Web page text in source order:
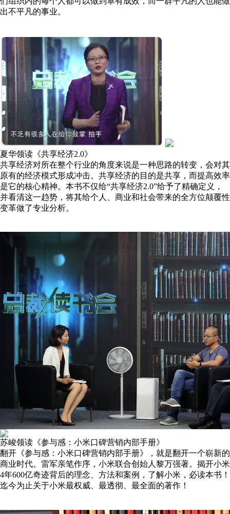
出不平凡的事业。
夏华领读《共享经济2.0》
共享经济对所在整个行业的角度来说是一种思路的转变，会对其
原有的经济模式形成冲击。共享经济的目的是共享，而提高效率
是它的核心精神。本书不仅给“共享经济2.0”给予了精确定义，
并看清这一趋势，将其给个人、商业和社会带来的全方位颠覆性
变革做了专业分析。
苏峻领读《参与感：小米口碑营销内部手册》
翻开《参与感：小米口碑营销内部手册》，就是翻开一个崭新的
商业时代。雷军亲笔作序，小米联合创始人黎万强著。揭开小米
4年600亿奇迹背后的理念、方法和案例，了解小米，必读本书！
迄今为止关于小米最权威、最透彻、最全面的著作！